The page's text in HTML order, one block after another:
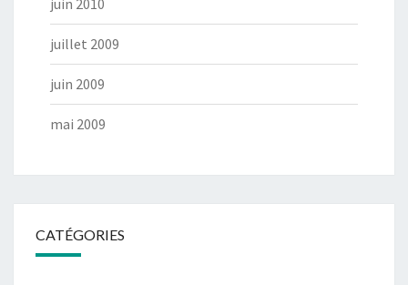
juin 2010
juillet 2009
juin 2009
mai 2009
CATÉGORIES